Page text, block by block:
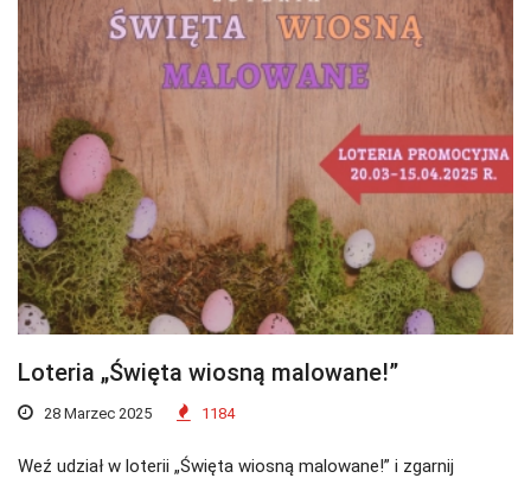
Loteria „Święta wiosną malowane!”
28 Marzec 2025 1184
Weź udział w loterii „Święta wiosną malowane!” i zgarnij